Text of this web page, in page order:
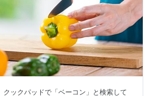
クックパッドで「ベーコン」と検索して